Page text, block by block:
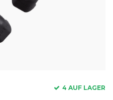
4 AUF LAGER